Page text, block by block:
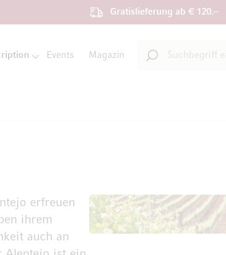
Gratislieferung ab € 120.–
Events Magazin
Suche
erfreuen
ihrem
auch an